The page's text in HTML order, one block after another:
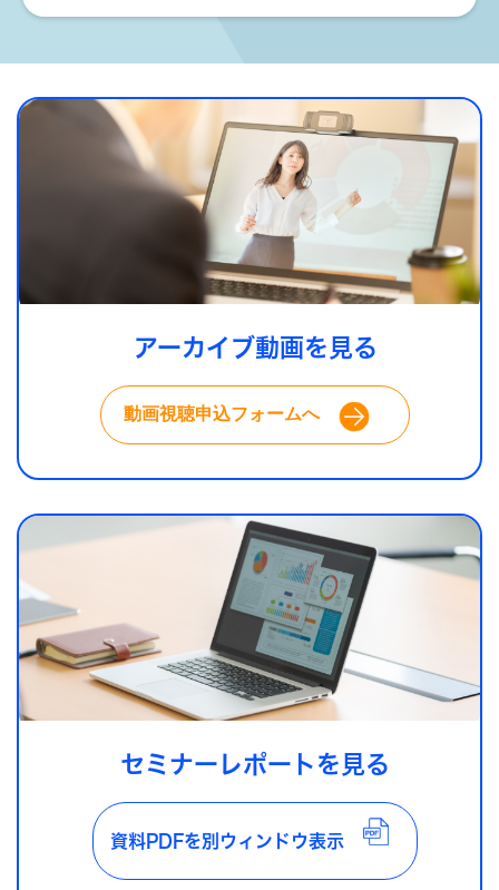
アーカイブ動画を見る
動画視聴申込フォームへ
セミナーレポートを見る
資料PDFを別ウィンドウ表示